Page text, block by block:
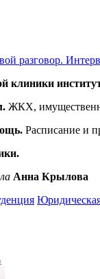
разговор.
клиники
ЖКХ,
Расписание и
Анна Крылова